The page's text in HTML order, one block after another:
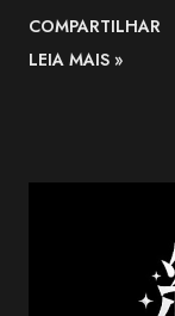
celebrar os 100
(AOKB) , fundada
influências da
Entre os maiores
COMPARTILHAR
LEIA MAIS »